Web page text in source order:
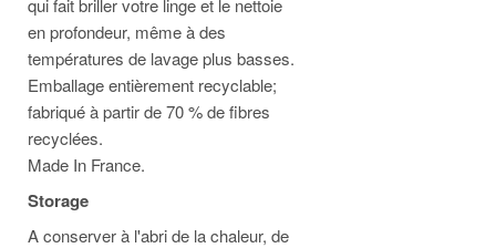
qui fait briller votre linge et le nettoie
en profondeur, même à des
températures de lavage plus basses.
Emballage entièrement recyclable;
fabriqué à partir de 70 % de fibres
recyclées.
Made In France.
Storage
A conserver à l'abri de la chaleur, de